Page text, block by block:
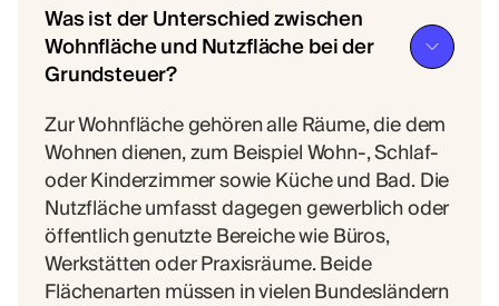
Was ist der Unterschied zwischen
Wohnfläche und Nutzfläche bei der
Grundsteuer?
Zur Wohnfläche gehören alle Räume, die dem
Wohnen dienen, zum Beispiel Wohn-, Schlaf-
oder Kinderzimmer sowie Küche und Bad. Die
Nutzfläche umfasst dagegen gewerblich oder
öffentlich genutzte Bereiche wie Büros,
Werkstätten oder Praxisräume. Beide
Flächenarten müssen in vielen Bundesländern